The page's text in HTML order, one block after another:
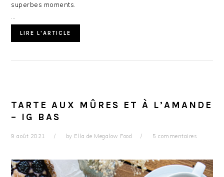
superbes moments.
…
LIRE L'ARTICLE
TARTE AUX MÛRES ET À L’AMANDE
– IG BAS
9 août 2021 by Ella de Megalow Food 5 commentaires